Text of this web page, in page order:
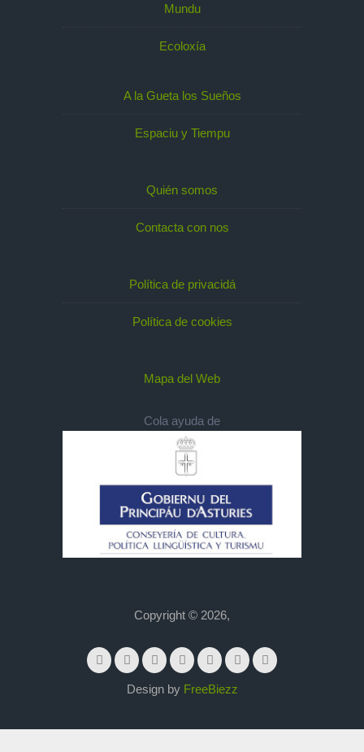
Mundu
Ecoloxía
A la Gueta los Sueños
Espaciu y Tiempu
Quién somos
Contacta con nos
Política de privacidá
Política de cookies
Mapa del Web
Cola ayuda de
Copyright © 2026,
Design by FreeBiezz